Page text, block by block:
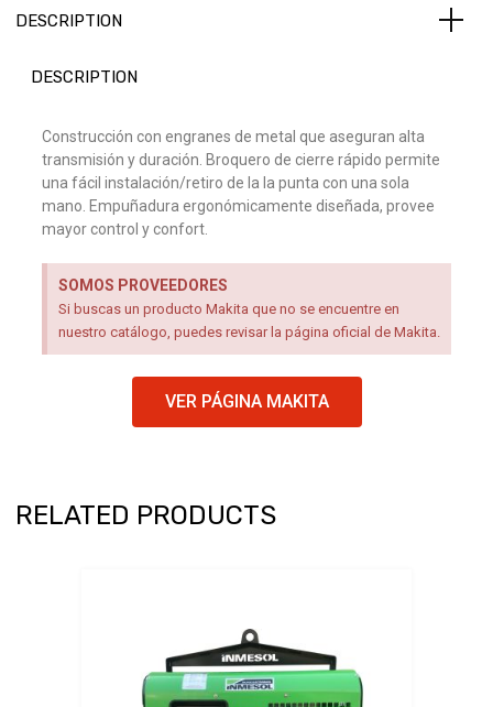
DESCRIPTION
DESCRIPTION
Construcción con engranes de metal que aseguran alta
transmisión y duración. Broquero de cierre rápido permite
una fácil instalación/retiro de la la punta con una sola
mano. Empuñadura ergonómicamente diseñada, provee
mayor control y confort.
SOMOS PROVEEDORES
Si buscas un producto Makita que no se encuentre en
nuestro catálogo, puedes revisar la página oficial de Makita.
VER PÁGINA MAKITA
RELATED PRODUCTS